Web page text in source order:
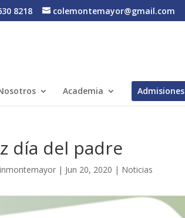
8218 colemontemayor@gmail.com
Academia Admisiones
día del padre
| Jun 20, 2020 | Noticias